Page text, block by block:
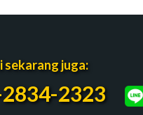
sekarang juga:
2323